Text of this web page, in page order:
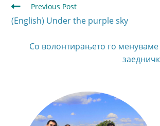
Previous Post
(English) Under the purple sky
Со волонтирањето го менуваме